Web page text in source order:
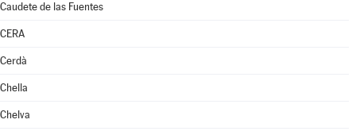
Caudete de las Fuentes
CERA
Cerdà
Chella
Chelva